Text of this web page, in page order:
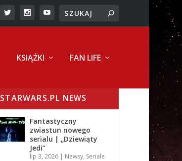
KSIĄŻKI FAN LIFE
STARWARS.PL NEWS
Fantastyczny
zwiastun nowego
serialu | „Dziewiąty
Jedi”
lip 3, 2026 | Newsy, Seriale